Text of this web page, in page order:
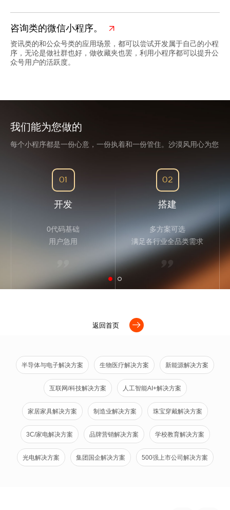
咨询类的微信小程序。
资讯类的和公众号类的应用场景，都可以尝试开发属于自己的小程
序，无论是做社群也好，做收藏夹也罢，利用小程序都可以提升公
众号用户的活跃度。
我们能为您做的
每个小程序都是一份心意，一份执着和一份管住。沙漠风用心为您
01
开发
0代码基础
用户急用
02
搭建
多方案可选
满足各行业全品类需求
返回首页
半导体与电子解决方案 生物医疗解决方案 新能源解决方案
互联网/科技解决方案 人工智能AI+解决方案
家居家具解决方案 制造业解决方案 珠宝穿戴解决方案
3C/家电解决方案 品牌营销解决方案 学校教育解决方案
光电解决方案 集团国企解决方案 500强上市公司解决方案